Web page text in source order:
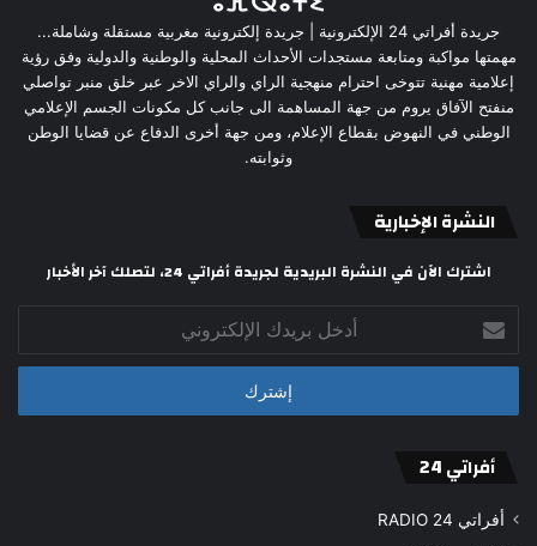
جريدة أفراتي 24 الإلكترونية | جريدة إلكترونية مغربية مستقلة وشاملة...
مهمتها مواكبة ومتابعة مستجدات الأحداث المحلية والوطنية والدولية وفق رؤية
إعلامية مهنية تتوخى احترام منهجية الراي والراي الاخر عبر خلق منبر تواصلي
منفتح الآفاق يروم من جهة المساهمة الى جانب كل مكونات الجسم الإعلامي
الوطني في النهوض بقطاع الإعلام، ومن جهة أخرى الدفاع عن قضايا الوطن
وثوابته.
النشرة الإخبارية
اشترك الآن في النشرة البريدية لجريدة أفراتي 24، لتصلك آخر الأخبار
أدخل
بريدك
الإلكتروني
أفراتي 24
أفراتي 24 RADIO